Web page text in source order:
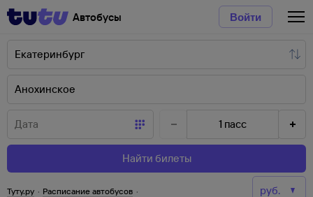
Автобусы Войти
1 пасс
Найти билеты
Туту.ру · Расписание автобусов ·